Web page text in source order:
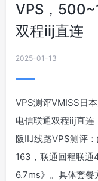
VPS，
双程iij直连
2025-01-13
VPS测评VMISS日
电信联通双程iij直连
阪IIJ线路VPS测评
163，联通回程联
6.7ms》。具体套餐